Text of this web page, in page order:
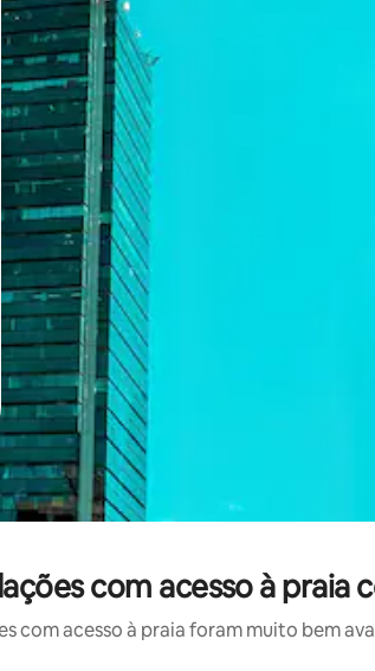
as seta para cima e para baixo do teclado
com acesso à praia
com acesso à praia foram muito bem